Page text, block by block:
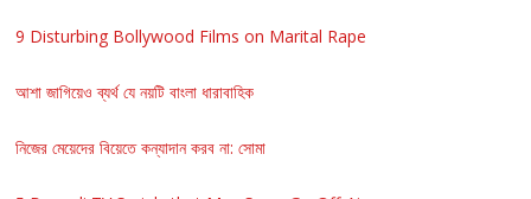
9 Disturbing Bollywood Films on Marital Rape
আশা জাগিয়েও ব্যর্থ যে নয়টি বাংলা ধারাবাহিক
নিজের মেয়েদের বিয়েতে কন্যাদান করব না: সোমা